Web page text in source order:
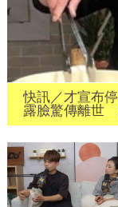
快訊／才宣布
露臉驚傳離世